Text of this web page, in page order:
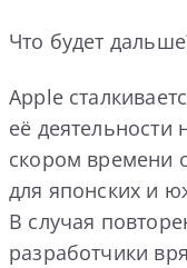
Что будет
Apple
её деятельности
скором времени
для японских и
В случая
разработчики